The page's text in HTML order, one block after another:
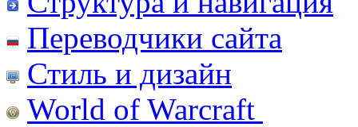
Переводчики сайта
Стиль и дизайн
World of Warcraft